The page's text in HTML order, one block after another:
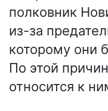
полковник
из-за
которому они
По этой
относится к